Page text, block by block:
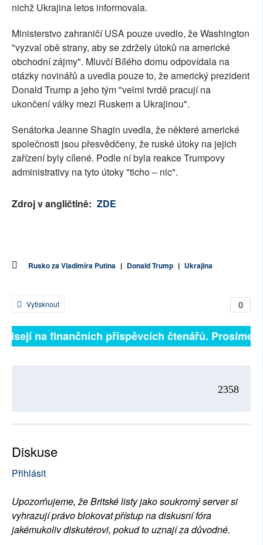
nichž Ukrajina letos informovala.
Ministerstvo zahraničí USA pouze uvedlo, že Washington
"vyzval obě strany, aby se zdržely útoků na americké
obchodní zájmy". Mluvčí Bílého domu odpovídala na
otázky novinářů a uvedla pouze to, že americký prezident
Donald Trump a jeho tým "velmi tvrdě pracují na
ukončení války mezi Ruskem a Ukrajinou".
Senátorka Jeanne Shagin uvedla, že některé americké
společnosti jsou přesvědčeny, že ruské útoky na jejich
zařízení byly cílené. Podle ní byla reakce Trumpovy
administrativy na tyto útoky "ticho – nic".
Zdroj v angličtině: ZDE
Rusko za Vladimíra Putina | Donald Trump | Ukrajina
0
Vytisknout
na finančních příspěvcích čtenářů. Prosíme,
2358
Diskuse
Přihlásit
Upozorňujeme, že Britské listy jako soukromý server si
vyhrazují právo blokovat přístup na diskusní fóra
jakémukoliv diskutérovi, pokud to uznají za důvodné.